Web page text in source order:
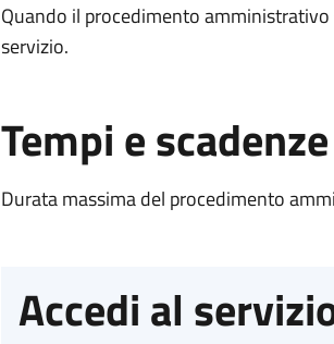
Quando il procedimento
servizio.
Tempi e scadenze
Durata massima del procedimento
Accedi al